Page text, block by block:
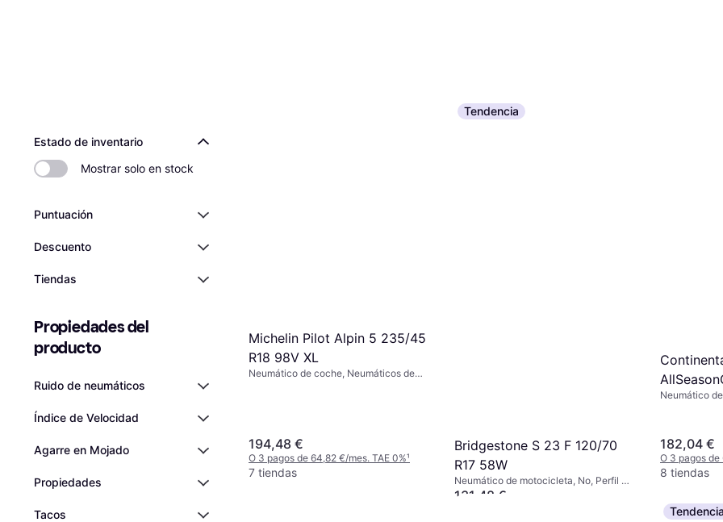
Estado de inventario
Mostrar solo en stock
Puntuación
Descuento
Tiendas
Propiedades del
producto
Ruido de neumáticos
Índice de Velocidad
Agarre en Mojado
Propiedades
Tacos
Michelin Pilot Alpin 5 235/45
R18 98V XL
Neumático de coche, Neumáticos de
194,48 €
O 3 pagos de 64,82 €/mes. TAE 0%¹
7 tiendas
Tendencia
Bridgestone S 23 F 120/70
R17 58W
Neumático de motocicleta, No, Perfil 70
%, Índice de Velocidad W (270 km/h)
131,48 €
R21 101T
Neumático
182,04 €
O 3 pagos de
8 tiendas
Tendencia